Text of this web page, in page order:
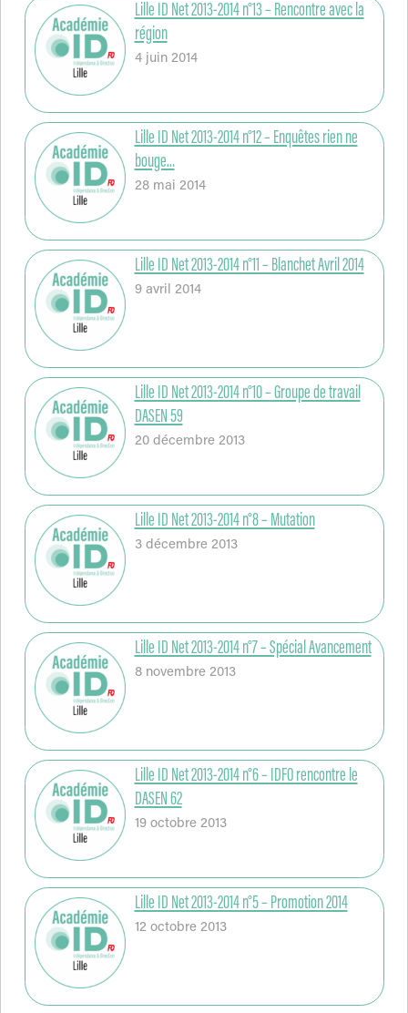
Lille ID Net 2013-2014 n°13 – Rencontre avec la
région
4 juin 2014
Lille ID Net 2013-2014 n°12 – Enquêtes rien ne
bouge…
28 mai 2014
Lille ID Net 2013-2014 n°11 – Blanchet Avril 2014
9 avril 2014
Lille ID Net 2013-2014 n°10 – Groupe de travail
DASEN 59
20 décembre 2013
Lille ID Net 2013-2014 n°8 – Mutation
3 décembre 2013
Lille ID Net 2013-2014 n°7 – Spécial Avancement
8 novembre 2013
Lille ID Net 2013-2014 n°6 – IDFO rencontre le
DASEN 62
19 octobre 2013
Lille ID Net 2013-2014 n°5 – Promotion 2014
12 octobre 2013